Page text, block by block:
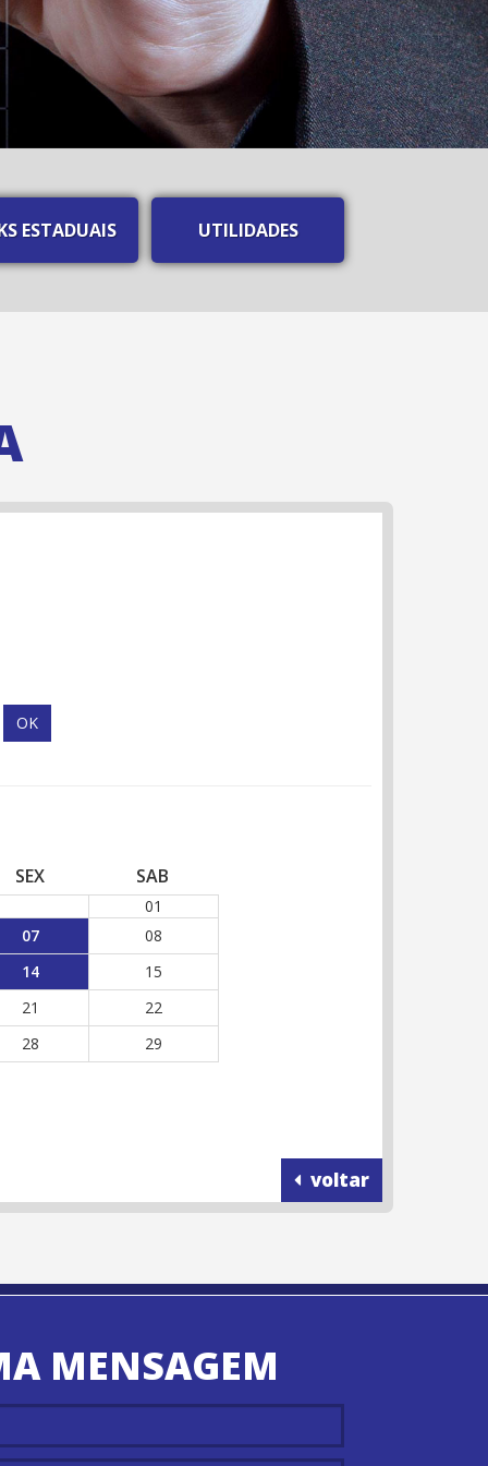
ESTADUAIS UTILIDADES
SEX SAB
01
07
08
14
15
21
22
28
29
voltar
MENSAGEM